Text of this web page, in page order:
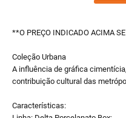
**O PREÇO INDICADO ACIMA
Coleção Urbana
A influência de gráfica
contribuição cultural das
Características: